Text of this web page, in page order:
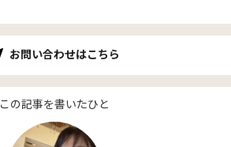
お問い合わせはこちら
この記事を書いたひと